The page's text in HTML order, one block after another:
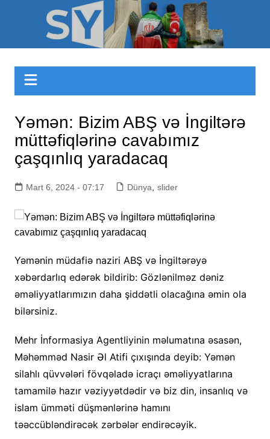
Sizinyol.org
Yəmən: Bizim ABŞ və İngiltərə
müttəfiqlərinə cavabımız
çaşqınlıq yaradacaq
Mart 6, 2024 - 07:17 Dünya slider
Yəmənin müdafiə naziri ABŞ və İngiltərəyə
xəbərdarlıq edərək bildirib: Gözlənilməz dəniz
əməliyyatlarımızın daha şiddətli olacağına əmin ola
bilərsiniz.
Mehr İnformasiya Agentliyinin məlumatına əsasən,
Məhəmməd Nasir Əl Atifi çıxışında deyib: Yəmən
silahlı qüvvələri fövqəladə icraçı əməliyyatlarına
tamamilə hazır vəziyyətdədir və biz din, insanlıq və
islam ümməti düşmənlərinə hamını
təəccübləndirəcək zərbələr endirəcəyik.